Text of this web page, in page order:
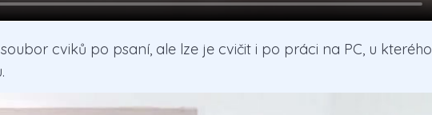
cviků po psaní, ale lze je cvičit i po práci na PC, u kterého